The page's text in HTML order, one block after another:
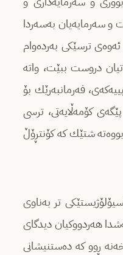
و سەرمایەیان بەسەردا
ترسێكی بەردەوام
دروست ببێت، واتە
فەرمانبەرێك بۆ
كۆمەڵایەتی، ترسی
شتێك كە كۆنتڕۆڵ
تر بەناوی
ھەردووكیان دیدگای
ڕوو كە دەستنیشانی